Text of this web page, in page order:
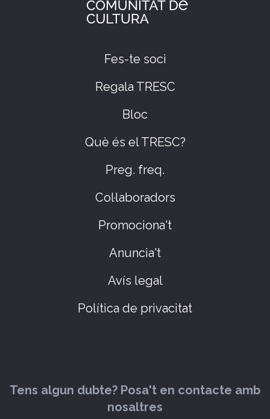
Fes-te soci
Regala TRESC
Bloc
Què és el TRESC?
Preg. freq.
Col·laboradors
Promociona't
Anuncia't
Avís legal
Política de privacitat
Tens algun dubte? Posa't en contacte amb
nosaltres